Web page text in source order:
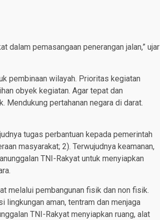
dalam pemasangaan penerangan jalan,” ujar
pembinaan wilayah. Prioritas kegiatan
obyek kegiatan. Agar tepat dan
pertahanan negara di darat.
tugas perbantuan kepada pemerintah
masyarakat; 2). Terwujudnya keamanan,
TNI-Rakyat untuk menyiapkan
melalui pembangunan fisik dan non fisik.
lingkungan aman, tentram dan menjaga
TNI-Rakyat menyiapkan ruang, alat